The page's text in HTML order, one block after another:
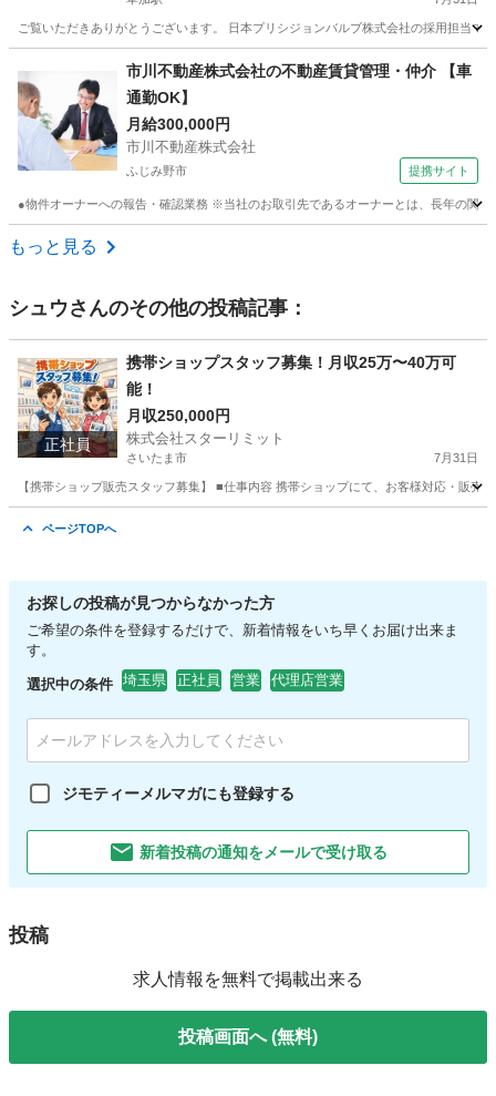
ご覧いただきありがとうございます。 日本プリシジョンバルブ株式会社の採用担当
草加駅 カスタマーサポート
市川不動産株式会社の不動産賃貸管理・仲介 【車
通勤OK】
月給300,000円
市川不動産株式会社
ふじみ野市 提携サイト
●物件オーナーへの報告・確認業務 ※当社のお取引先であるオーナーとは、長年の関
埼玉 ふじみ野市
もっと見る
シュウさんのその他の投稿記事：
正社員
携帯ショップスタッフ募集！月収25万〜40万可
能！
月収250,000円
株式会社スターリミット
さいたま市 7月31日
【携帯ショップ販売スタッフ募集】 ■仕事内容 携帯ショップにて、お客様対応・販
ページTOPへ
お探しの投稿が見つからなかった方
ご希望の条件を登録するだけで、新着情報をいち早くお届け出来ま
す。
選択中の条件 埼玉県 正社員 営業 代理店営業
ジモティーメルマガにも登録する
新着投稿の通知をメールで受け取る
投稿
求人情報を無料で掲載出来る
投稿画面へ (無料)